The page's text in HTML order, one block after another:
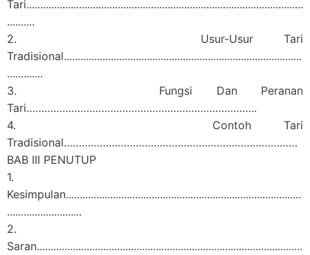
Tari....................................................................................................
..........
2. Usur-Usur Tari
Tradisional......................................................................................
.............
3. Fungsi Dan Peranan
Tari…………………………………………………………………..
4. Contoh Tari
Tradisional……………………………………………………………………
BAB III PENUTUP
1.
Kesimpulan.....................................................................................
...........................
2.
Saran................................................................................................